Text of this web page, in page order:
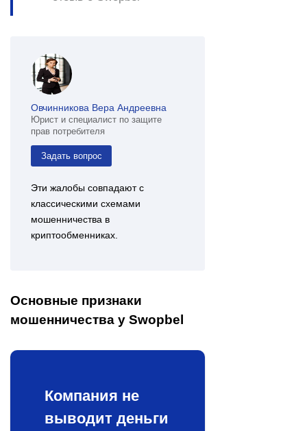
Овчинникова Вера Андреевна
Юрист и специалист по защите
прав потребителя
Задать вопрос
Эти жалобы совпадают с
классическими схемами
мошенничества в
криптообменниках.
Основные признаки
мошенничества у Swopbel
Компания не
выводит деньги